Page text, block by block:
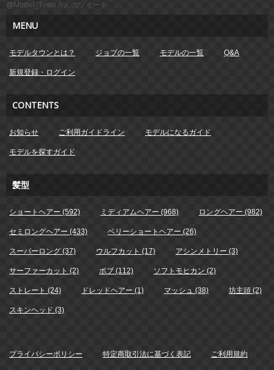
@Model_Townさんのツイート
MENU
モデルタウンとは？ ジョブの一覧 モデルの一覧 Q&A
新規登録・ログイン
CONTENTS
お知らせ ご利用ガイドライン モデルになるガイド
モデルを探すガイド
髪型
ショートヘアー (592) ミディアムヘアー (968) ロングヘアー (982)
セミロングヘアー (433) ベリーショートヘアー (26)
スーパーロング (37) ウルフカット (17) アシンメトリー (3)
サーファーカット (2) ボブ (112) ソフトモヒカン (2)
ストレート (24) ドレッドヘアー (1) マッシュ (38) 坊主頭 (2)
スキンヘッド (3)
プライバシーポリシー 特定商取引法に基づく表記 ご利用規約